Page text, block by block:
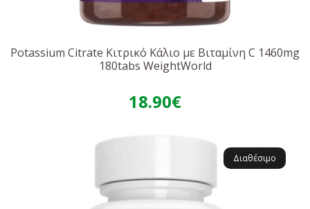
Potassium Citrate Κιτρικό Κάλιο με Βιταμίνη C 1460mg
180tabs WeightWorld
18.90€
Διαθέσιμο